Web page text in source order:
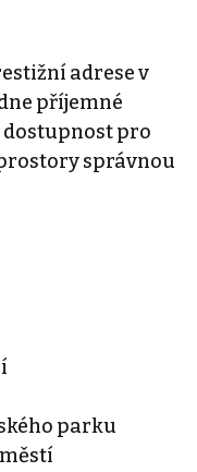
adrese v
příjemné
pro
správnou
parku